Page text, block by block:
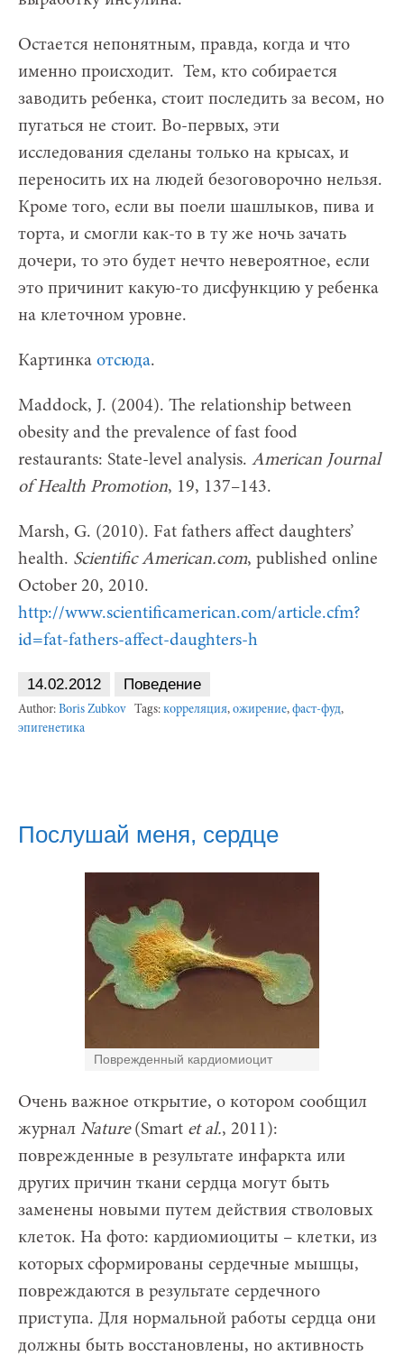
Остается непонятным, правда, когда и что
именно происходит. Тем, кто собирается
заводить ребенка, стоит последить за весом, но
пугаться не стоит. Во-первых, эти
исследования сделаны только на крысах, и
переносить их на людей безоговорочно нельзя.
Кроме того, если вы поели шашлыков, пива и
торта, и смогли как-то в ту же ночь зачать
дочери, то это будет нечто невероятное, если
это причинит какую-то дисфункцию у ребенка
на клеточном уровне.
Картинка отсюда.
Maddock, J. (2004). The relationship between
obesity and the prevalence of fast food
restaurants: State-level analysis. American Journal
of Health Promotion, 19, 137–143.
Marsh, G. (2010). Fat fathers affect daughters’
health. Scientific American.com, published online
October 20, 2010.
http://www.scientificamerican.com/article.cfm?
id=fat-fathers-affect-daughters-h
14.02.2012 Поведение
Author: Boris Zubkov Tags: корреляция, ожирение, фаст-фуд,
эпигенетика
Послушай меня, сердце
Поврежденный кардиомиоцит
Очень важное открытие, о котором сообщил
журнал Nature(Smart et al., 2011):
поврежденные в результате инфаркта или
других причин ткани сердца могут быть
заменены новыми путем действия стволовых
клеток. На фото: кардиомиоциты – клетки, из
которых сформированы сердечные мышцы,
повреждаются в результате сердечного
приступа. Для нормальной работы сердца они
должны быть восстановлены, но активность